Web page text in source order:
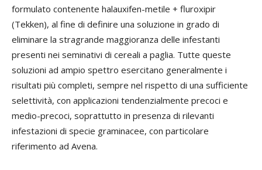
formulato contenente halauxifen-metile + fluroxipir
(Tekken), al fine di definire una soluzione in grado di
eliminare la stragrande maggioranza delle infestanti
presenti nei seminativi di cereali a paglia. Tutte queste
soluzioni ad ampio spettro esercitano generalmente i
risultati più completi, sempre nel rispetto di una sufficiente
selettività, con applicazioni tendenzialmente precoci e
medio-precoci, soprattutto in presenza di rilevanti
infestazioni di specie graminacee, con particolare
riferimento ad Avena.